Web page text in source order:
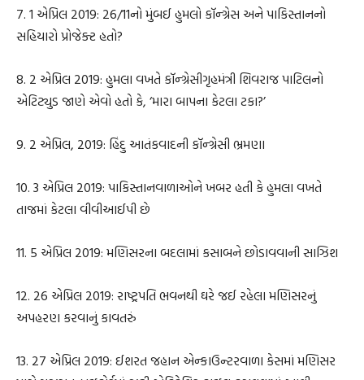
7. 1 એપ્રિલ 2019: 26/11નો મુંબઈ હુમલો કૉન્ગ્રેસ અને પાકિસ્તાનનો
સહિયારો પ્રોજેક્ટ હતો?
8. 2 એપ્રિલ 2019: હુમલા વખતે કૉન્ગ્રેસીગૃહમંત્રી શિવરાજ પાટિલનો
એટિટ્યુડ જાણે એવો હતો કે, ‘મારા બાપના કેટલા ટકા?’
9. 2 એપ્રિલ, 2019: હિંદુ આતંકવાદની કૉન્ગ્રેસી ભ્રમણા
10. 3 એપ્રિલ 2019: પાકિસ્તાનવાળાઓને ખબર હતી કે હુમલા વખતે
તાજમાં કેટલા વીવીઆઈપી છે
11. 5 એપ્રિલ 2019: મણિસરના બદલામાં કસાબને છોડાવવાની સાઝિશ
12. 26 એપ્રિલ 2019: રાષ્ટ્રપતિ ભવનથી ઘરે જઈ રહેલા મણિસરનું
અપહરણ કરવાનું કાવતરું
13. 27 એપ્રિલ 2019: ઈશરત જહાન એન્કાઉન્ટરવાળા કેસમાં મણિસર